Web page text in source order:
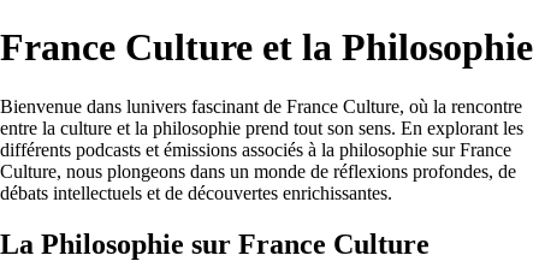
France Culture et la Philosophie
Bienvenue dans lunivers fascinant de France Culture, où la rencontre
entre la culture et la philosophie prend tout son sens. En explorant les
différents podcasts et émissions associés à la philosophie sur France
Culture, nous plongeons dans un monde de réflexions profondes, de
débats intellectuels et de découvertes enrichissantes.
La Philosophie sur France Culture